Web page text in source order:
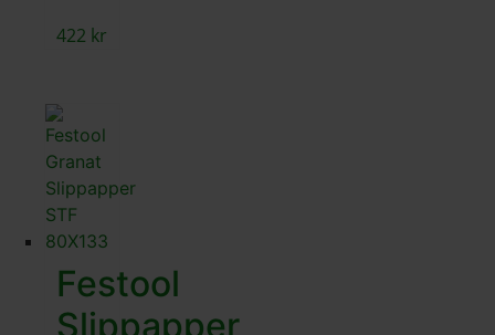
422 kr
Festool
Slippapper